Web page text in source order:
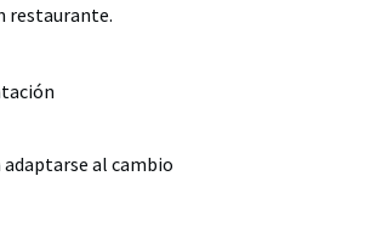
restaurante.
adaptarse al cambio